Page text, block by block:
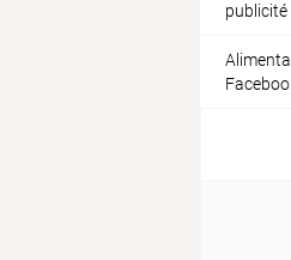
publicité